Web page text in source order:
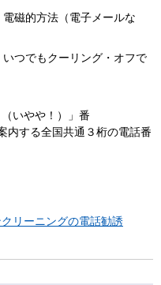
磁的方法（電子メールな
つでもクーリング・オフで
いやや！）」番
内する全国共通３桁の電話番
リーニングの電話勧誘